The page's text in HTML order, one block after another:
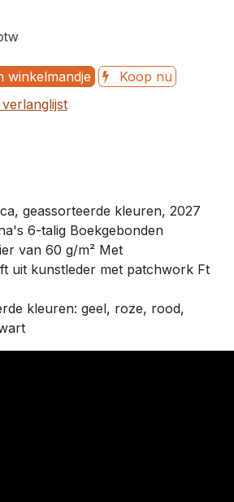
winkelmandje
Koop nu
geassorteerde kleuren, 2027
6-talig Boekgebonden
van 60 g/m² Met
uit kunstleder met patchwork Ft
kleuren: geel, roze, rood,